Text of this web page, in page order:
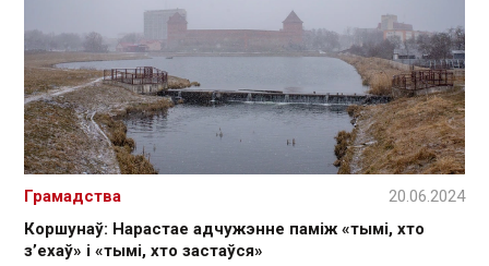
Коршунаў: Нарастае адчужэнне паміж «тымі, хто
з’ехаў» і «тымі, хто застаўся»
Грамадства 20.06.2024